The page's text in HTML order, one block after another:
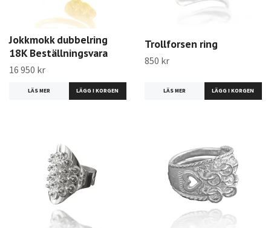
Jokkmokk dubbelring
18K Beställningsvara
16 950 kr
LÄS MER
Trollforsen ring
850 kr
LÄS MER